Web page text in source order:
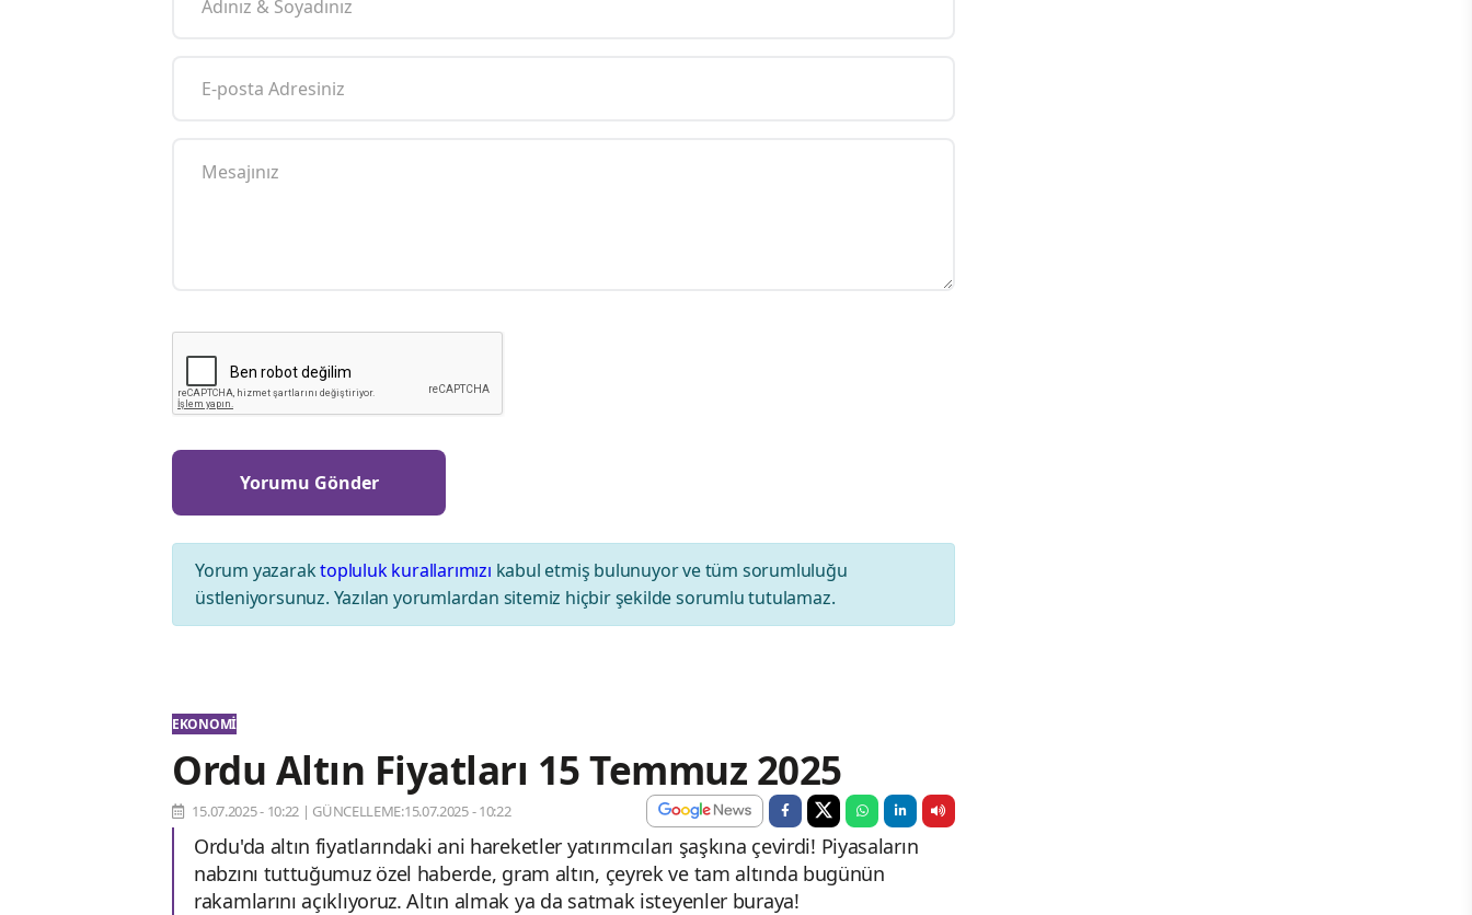
Yorum yazaraktopluluk kurallarımızı kabul etmiş bulunuyor ve tüm sorumluluğu
üstleniyorsunuz. Yazılan yorumlardan sitemiz hiçbir şekilde sorumlu tutulamaz.
EKONOMI
Ordu Altın Fiyatları 15 Temmuz 2025
15.07.2025 - 10:22 | GÜNCELLEME:15.07.2025 - 10:22
Ordu'da altın fiyatlarındaki ani hareketler yatırımcıları şaşkına çevirdi! Piyasaların
nabzını tuttuğumuz özel haberde, gram altın, çeyrek ve tam altında bugünün
rakamlarını açıklıyoruz. Altın almak ya da satmak isteyenler buraya!